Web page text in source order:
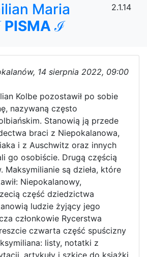
Maria
PISMA ℐ
2.1.14
14 sierpnia 2022, 09:00
Kolbe pozostawił po sobie
nazywaną często
Stanowią ją przede
braci z Niepokalanowa,
i z Auschwitz oraz innych
go osobiście. Drugą częścią
Maksymilianie są dzieła, które
Niepokalanowy,
część dziedzictwa
ludzie żyjący jego
członkowie Rycerstwa
czwarta część spuścizny
listy, notatki z
artykuły i szkice do książki